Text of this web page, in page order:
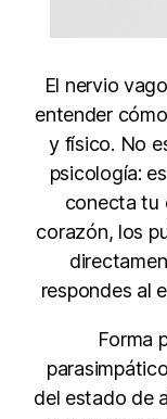
El nervio
entender
y físico. No
psicología:
conecta tu
corazón, los
respondes al
Forma
del estado de